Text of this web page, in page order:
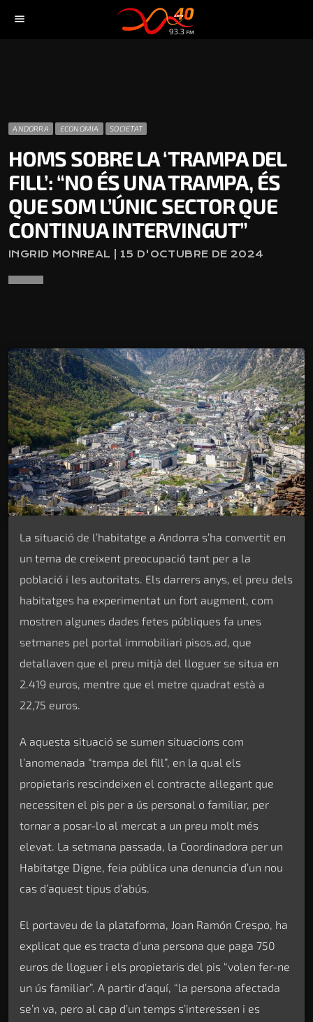
menu
ANDORRA ECONOMIA SOCIETAT
HOMS SOBRE LA ‘TRAMPA DEL
FILL’: “NO ÉS UNA TRAMPA, ÉS
QUE SOM L’ÚNIC SECTOR QUE
CONTINUA INTERVINGUT”
INGRID MONREAL | 15 D'OCTUBRE DE 2024
La situació de l’habitatge a Andorra s’ha convertit en
un tema de creixent preocupació tant per a la
població i les autoritats. Els darrers anys, el preu dels
habitatges ha experimentat un fort augment, com
mostren algunes dades fetes públiques fa unes
setmanes pel portal immobiliari pisos.ad, que
detallaven que el preu mitjà del lloguer se situa en
2.419 euros, mentre que el metre quadrat està a
22,75 euros.
A aquesta situació se sumen situacions com
l’anomenada “trampa del fill”, en la qual els
propietaris rescindeixen el contracte al·legant que
necessiten el pis per a ús personal o familiar, per
tornar a posar-lo al mercat a un preu molt més
elevat. La setmana passada, la Coordinadora per un
Habitatge Digne, feia pública una denuncia d’un nou
cas d’aquest tipus d’abús.
El portaveu de la plataforma, Joan Ramón Crespo, ha
explicat que es tracta d’una persona que paga 750
euros de lloguer i els propietaris del pis “volen fer-ne
un ús familiar”. A partir d’aquí, “la persona afectada
se’n va, pero al cap d’un temps s’interessen i es